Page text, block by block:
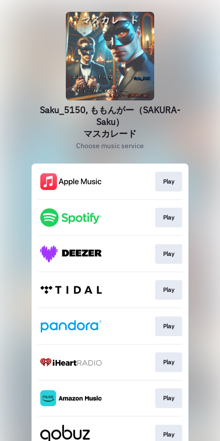
Saku_5150, ももんがー（SAKURA-
Saku）
マスカレード
Choose music service
Play
Play
Play
Play
Play
Play
Play
Play